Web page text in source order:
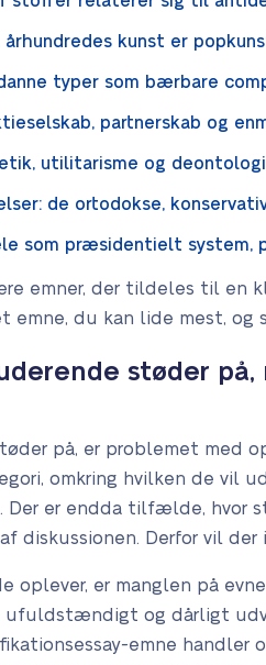
kunst er
typer som bærbare
partnerskab og
utilitarisme og
de ortodokse,
som præsidentielt system,
emner, der tildeles til en
du kan lide mest, og
støder på,
på, er problemet med
omkring hvilken de vil
er endda tilfælde, hvor
diskussionen. Derfor vil
oplever, er manglen på
ufuldstændigt og dårligt
emne